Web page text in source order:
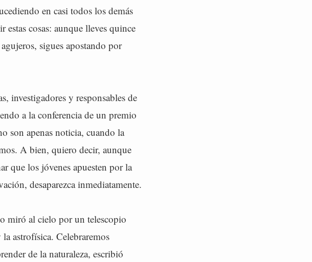
en casi todos los demás
cosas: aunque lleves quince
sigues apostando por
investigadores y responsables de
a la conferencia de un premio
son apenas noticia, cuando la
A bien, quiero decir, aunque
que los jóvenes apuesten por la
desaparezca inmediatamente.
miró al cielo por un telescopio
astrofísica. Celebraremos
de la naturaleza, escribió